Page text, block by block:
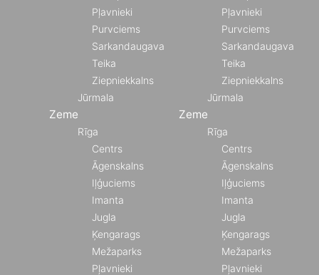
Pļavnieki
Purvciems
Sarkandaugava
Teika
Ziepniekkalns
Jūrmala
Zeme
Rīga
Centrs
Āgenskalns
Iļģuciems
Imanta
Jugla
Ķengarags
Mežaparks
Pļavnieki
Pļavnieki
Purvciems
Sarkandaugava
Teika
Ziepniekkalns
Jūrmala
Zeme
Rīga
Centrs
Āgenskalns
Iļģuciems
Imanta
Jugla
Ķengarags
Mežaparks
Pļavnieki